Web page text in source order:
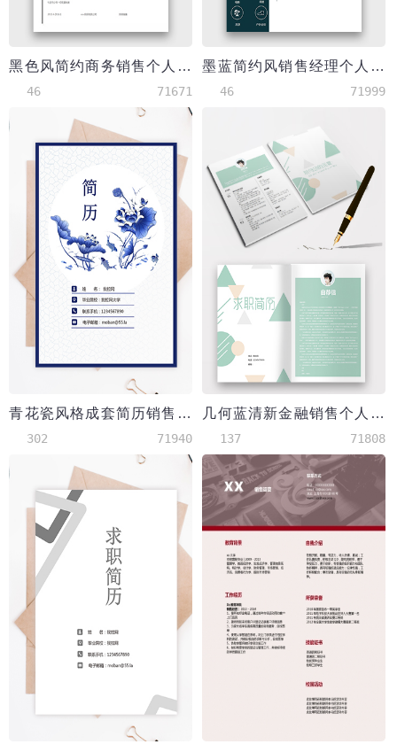
黑色风简约商务销售个人简历模板
46 71671
墨蓝简约风销售经理个人简历模板
46 71999
青花瓷风格成套简历销售主管个人简历模板
302 71940
几何蓝清新金融销售个人简历模板
137 71808